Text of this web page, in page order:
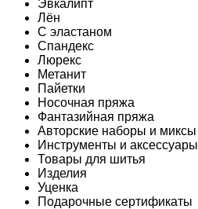
Эвкалипт
Лён
C эластаном
Спандекс
Люрекс
Метанит
Пайетки
Носочная пряжа
Фантазийная пряжа
Авторские наборы и миксы
Инструменты и аксессуары
Товары для шитья
Изделия
Уценка
Подарочные сертификаты